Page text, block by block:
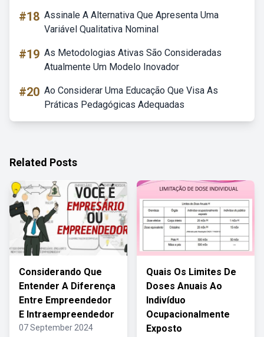
#18 Assinale A Alternativa Que Apresenta Uma
Variável Qualitativa Nominal
#19 As Metodologias Ativas São Consideradas
Atualmente Um Modelo Inovador
#20 Ao Considerar Uma Educação Que Visa As
Práticas Pedagógicas Adequadas
Related Posts
Considerando Que
Entender A Diferença
Entre Empreendedor
E Intraempreendedor
07 September 2024
Quais Os Limites De
Doses Anuais Ao
Indivíduo
Ocupacionalmente
Exposto